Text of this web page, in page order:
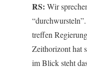
RS: Wir
treffen
Zeithorizont hat
im Blick steht